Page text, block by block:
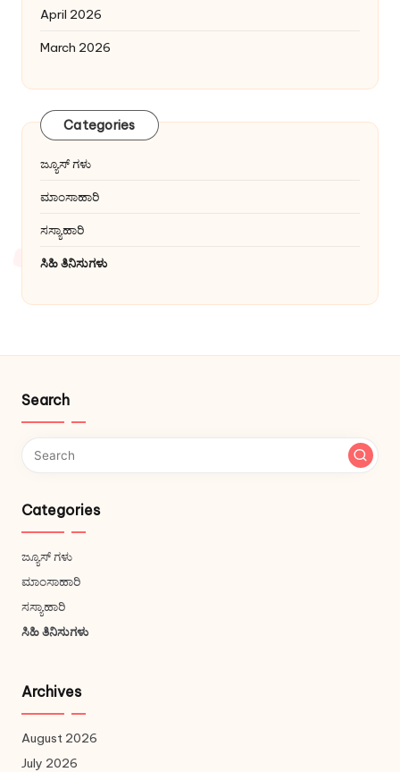
April 2026
March 2026
Categories
ಜ್ಯೂಸ್ ಗಳು
ಮಾಂಸಾಹಾರಿ
ಸಸ್ಯಾಹಾರಿ
ಸಿಹಿ ತಿನಿಸುಗಳು
Search
Categories
ಜ್ಯೂಸ್ ಗಳು
ಮಾಂಸಾಹಾರಿ
ಸಸ್ಯಾಹಾರಿ
ಸಿಹಿ ತಿನಿಸುಗಳು
Archives
August 2026
July 2026